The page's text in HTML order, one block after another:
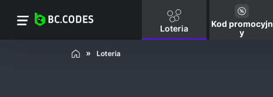
Loteria
Kod promocyjn
y
Loteria